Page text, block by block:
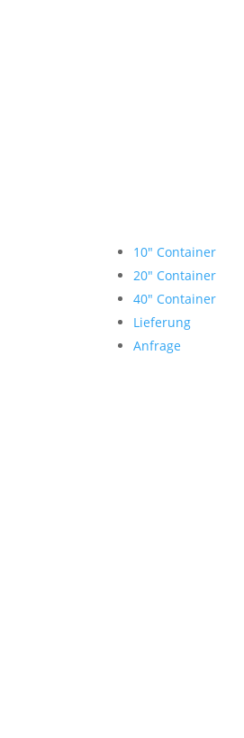
10″ Container
20″ Container
40″ Container
Lieferung
Anfrage